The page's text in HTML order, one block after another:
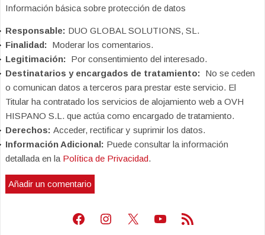
Información básica sobre protección de datos
Responsable: DUO GLOBAL SOLUTIONS, SL.
Finalidad: Moderar los comentarios.
Legitimación: Por consentimiento del interesado.
Destinatarios y encargados de tratamiento: No se ceden
o comunican datos a terceros para prestar este servicio. El
Titular ha contratado los servicios de alojamiento web a OVH
HISPANO S.L. que actúa como encargado de tratamiento.
Derechos: Acceder, rectificar y suprimir los datos.
Información Adicional: Puede consultar la información
detallada en la Política de Privacidad.
Facebook
Instagram
X Youtube
Feed RSS